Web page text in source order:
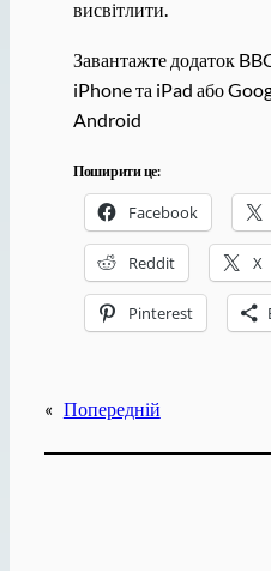
висвітлити.
Завантажте додаток
iPhone та iPad або
Android
Поширити це:
Facebook
Reddit X
Pinterest
« Попередній